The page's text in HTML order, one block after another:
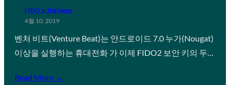
FIDO in the News
4월 10, 2019
벤처 비트(Venture Beat)는 안드로이드 7.0 누가(Nougat)
이상을 실행하는 휴대전화 가 이제 FIDO2 보안 키의 두…
Read More →